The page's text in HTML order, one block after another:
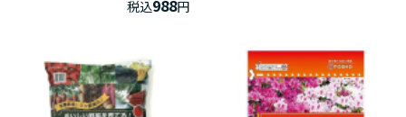
税込988円